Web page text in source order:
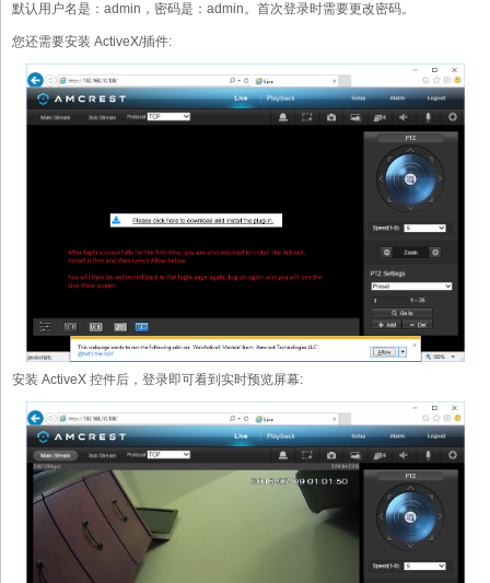
默认用户名是：admin，密码是：admin。首次登录时需要更改密码。
您还需要安装 ActiveX/插件:
安装 ActiveX 控件后，登录即可看到实时预览屏幕: